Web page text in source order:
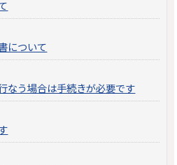
について
なう場合は手続きが必要です